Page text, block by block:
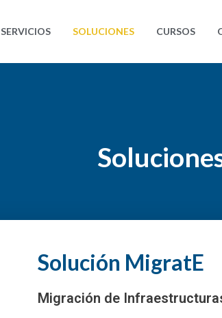
SERVICIOS SOLUCIONES CURSOS
Solución MigratE
Migración de